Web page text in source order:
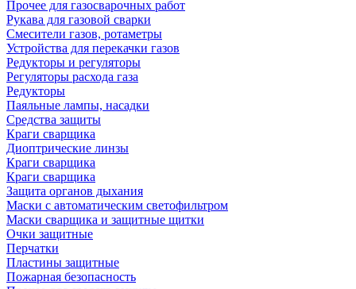
Прочее для газосварочных работ
Рукава для газовой сварки
Смесители газов, ротаметры
Устройства для перекачки газов
Редукторы и регуляторы
Регуляторы расхода газа
Редукторы
Паяльные лампы, насадки
Средства защиты
Краги сварщика
Диоптрические линзы
Краги сварщика
Краги сварщика
Защита органов дыхания
Маски с автоматическим светофильтром
Маски сварщика и защитные щитки
Очки защитные
Перчатки
Пластины защитные
Пожарная безопасность